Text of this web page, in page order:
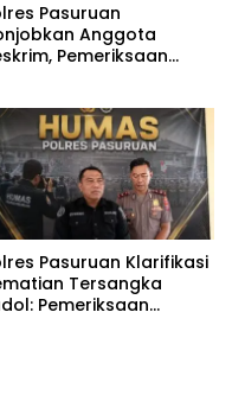
Pasuruan
Anggota
Pemeriksaan
Pasuruan Klarifikasi
Tersangka
Pemeriksaan